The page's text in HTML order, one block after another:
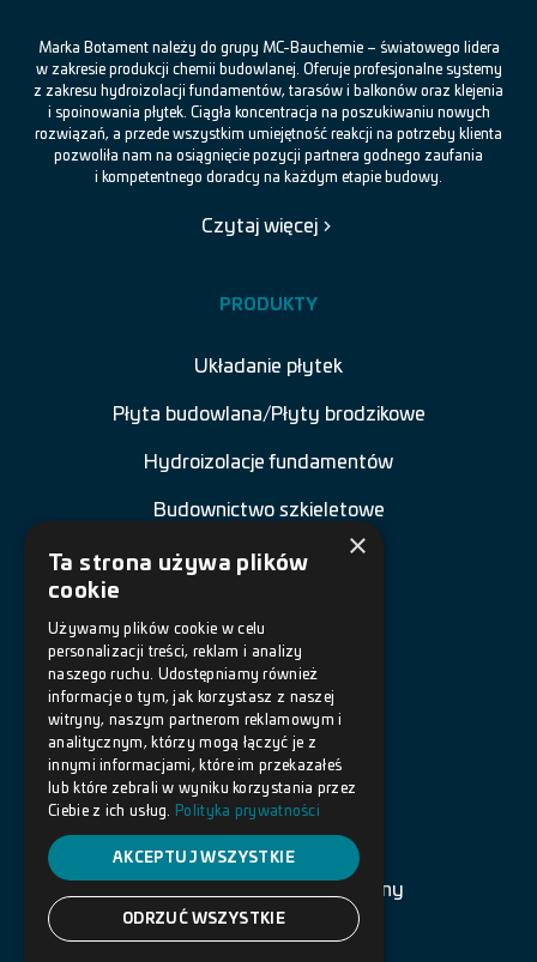
Marka Botament należy do grupy MC-Bauchemie – światowego lidera
w zakresie produkcji chemii budowlanej. Oferuje profesjonalne systemy
z zakresu hydroizolacji fundamentów, tarasów i balkonów oraz klejenia
i spoinowania płytek. Ciągła koncentracja na poszukiwaniu nowych
rozwiązań, a przede wszystkim umiejętność reakcji na potrzeby klienta
pozwoliła nam na osiągnięcie pozycji partnera godnego zaufania
i kompetentnego doradcy na każdym etapie budowy.
Czytaj więcej
PRODUKTY
Układanie płytek
Płyta budowlana/Płyty brodzikowe
Hydroizolacje fundamentów
Budownictwo szkieletowe
Renowacja budowli
Posadzki żywiczne
Akcesoria
DOKUMENTY
Polityka prywatności
Warunki korzystania ze strony
×
Ta strona używa plików
cookie
Używamy plików cookie w celu
personalizacji treści, reklam i analizy
naszego ruchu. Udostępniamy również
informacje o tym, jak korzystasz z naszej
witryny, naszym partnerom reklamowym i
analitycznym, którzy mogą łączyć je z
innymi informacjami, które im przekazałeś
lub które zebrali w wyniku korzystania przez
Ciebie z ich usług.
Polityka prywatności
AKCEPTUJ WSZYSTKIE
ODRZUĆ WSZYSTKIE